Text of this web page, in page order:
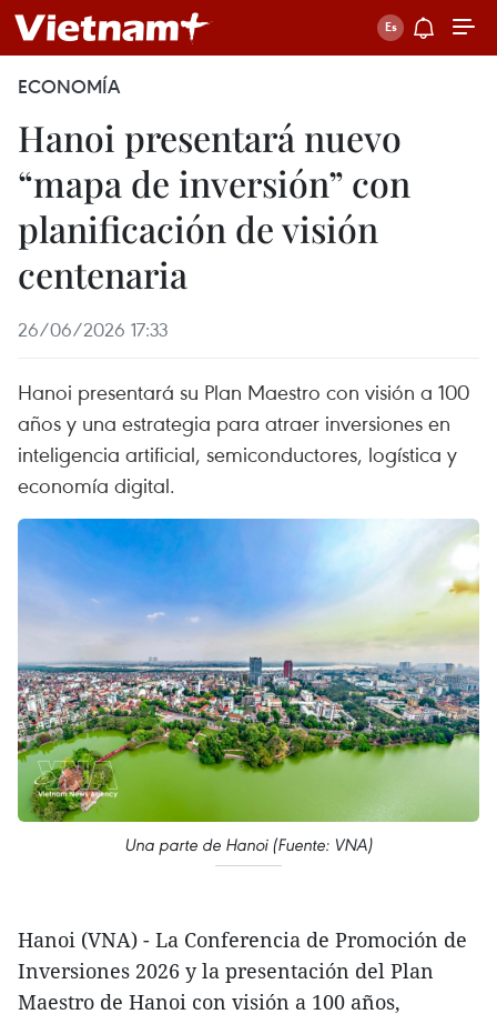
ECONOMÍA
Hanoi presentará nuevo
“mapa de inversión” con
planificación de visión
centenaria
26/06/2026 17:33
Hanoi presentará su Plan Maestro con visión a 100
años y una estrategia para atraer inversiones en
inteligencia artificial, semiconductores, logística y
economía digital.
Una parte de Hanoi (Fuente: VNA)
Hanoi (VNA) - La Conferencia de Promoción de
Inversiones 2026 y la presentación del Plan
Maestro de Hanoi con visión a 100 años,